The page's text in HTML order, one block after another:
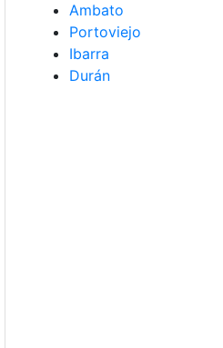
Ambato
Portoviejo
Ibarra
Durán